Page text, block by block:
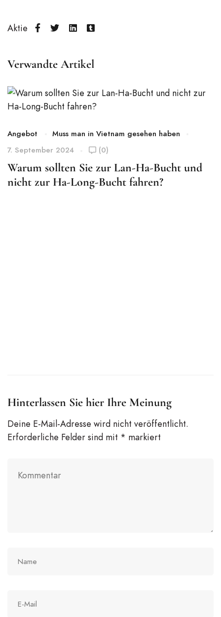
Aktie
Verwandte Artikel
Angebot
Muss man in Vietnam gesehen haben
7. September 2024
(0)
Warum sollten Sie zur Lan-Ha-Bucht und
nicht zur Ha-Long-Bucht fahren?
Hinterlassen Sie hier Ihre Meinung
Deine E-Mail-Adresse wird nicht veröffentlicht.
Erforderliche Felder sind mit * markiert